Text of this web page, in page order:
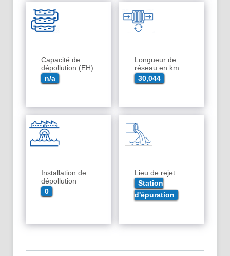
Capacité de
dépollution (EH)
n/a
Longueur de
réseau en km
30,044
Installation de
dépollution
0
Lieu de rejet
Station
d'épuration